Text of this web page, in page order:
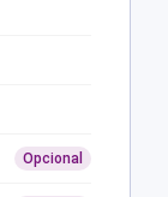
Opcional